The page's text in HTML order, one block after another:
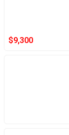
$9,300